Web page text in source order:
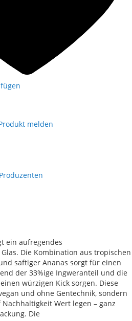
melden
ein aufregendes
Die Kombination aus tropischen
saftiger Ananas sorgt für einen
der 33%ige Ingweranteil und die
würzigen Kick sorgen. Diese
und ohne Gentechnik, sondern
Wert legen – ganz
Die